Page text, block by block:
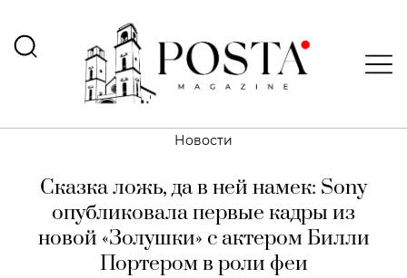
Новости
Сказка ложь, да в ней намек: Sony
опубликовала первые кадры из
новой «Золушки» с актером Билли
Портером в роли феи